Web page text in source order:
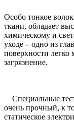
Особо тонкое
ткани, обладает
химическому и
уходе – одно из
поверхности
загрязнение.
Специальные
очень прочный, к
статическое